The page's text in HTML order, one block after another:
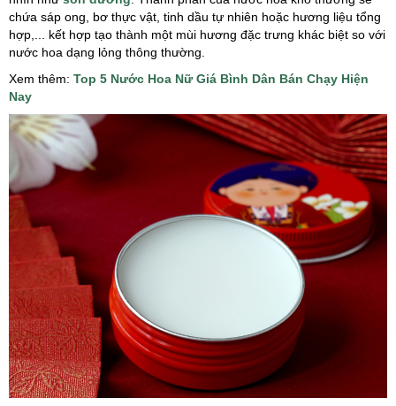
chứa sáp ong, bơ thực vật, tinh dầu tự nhiên hoặc hương liệu tổng
hợp,... kết hợp tạo thành một mùi hương đặc trưng khác biệt so với
nước hoa dạng lỏng thông thường.
Xem thêm: Top 5 Nước Hoa Nữ Giá Bình Dân Bán Chạy Hiện
Nay